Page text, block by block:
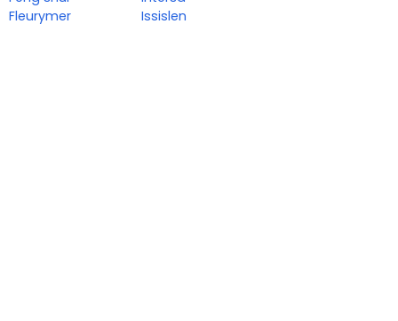
Fleurymer
Issislen